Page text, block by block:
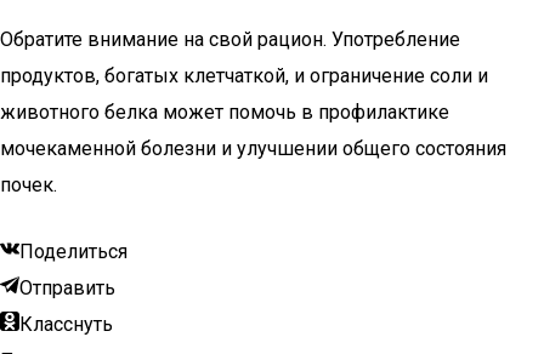
Обратите внимание на свой рацион. Употребление
продуктов, богатых клетчаткой, и ограничение соли и
животного белка может помочь в профилактике
мочекаменной болезни и улучшении общего состояния
почек.
Поделиться
Отправить
Класснуть